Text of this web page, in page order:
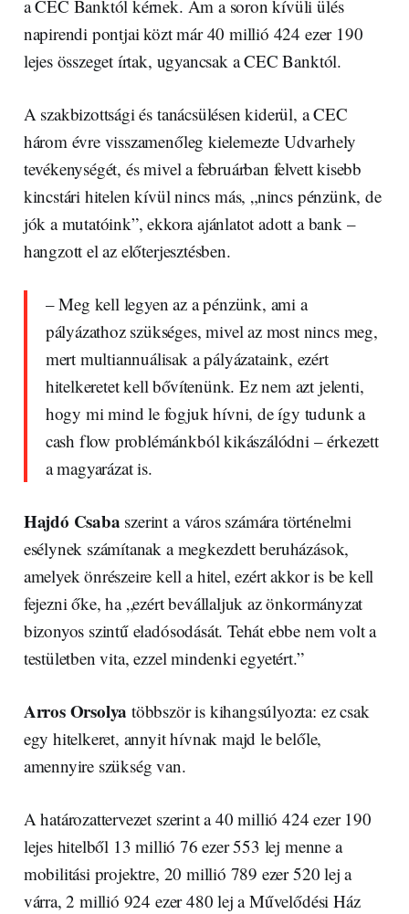
a CEC Banktól kérnek. Ám a soron kívüli ülés
napirendi pontjai közt már 40 millió 424 ezer 190
lejes összeget írtak, ugyancsak a CEC Banktól.
A szakbizottsági és tanácsülésen kiderül, a CEC
három évre visszamenőleg kielemezte Udvarhely
tevékenységét, és mivel a februárban felvett kisebb
kincstári hitelen kívül nincs más, „nincs pénzünk, de
jók a mutatóink”, ekkora ajánlatot adott a bank –
hangzott el az előterjesztésben.
– Meg kell legyen az a pénzünk, ami a
pályázathoz szükséges, mivel az most nincs meg,
mert multiannuálisak a pályázataink, ezért
hitelkeretet kell bővítenünk. Ez nem azt jelenti,
hogy mi mind le fogjuk hívni, de így tudunk a
cash flow problémánkból kikászálódni – érkezett
a magyarázat is.
Hajdó Csaba szerint a város számára történelmi
esélynek számítanak a megkezdett beruházások,
amelyek önrészeire kell a hitel, ezért akkor is be kell
fejezni őke, ha „ezért bevállaljuk az önkormányzat
bizonyos szintű eladósodását. Tehát ebbe nem volt a
testületben vita, ezzel mindenki egyetért.”
Arros Orsolya többször is kihangsúlyozta: ez csak
egy hitelkeret, annyit hívnak majd le belőle,
amennyire szükség van.
A határozattervezet szerint a 40 millió 424 ezer 190
lejes hitelből 13 millió 76 ezer 553 lej menne a
mobilitási projektre, 20 millió 789 ezer 520 lej a
várra, 2 millió 924 ezer 480 lej a Művelődési Ház